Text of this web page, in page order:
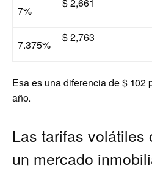
7%
$ 2,661
7.375%
$ 2,763
Esa es una diferencia de$ 102
año.
Las tarifas volátiles
un mercado